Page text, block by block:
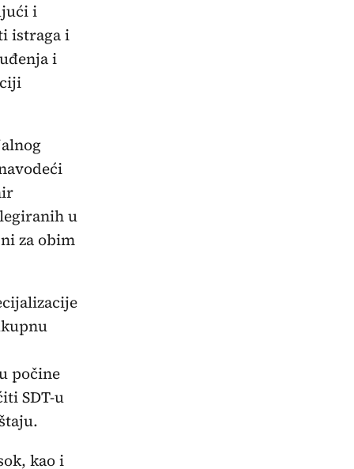
i
istraga i
i
u
za obim
počine
SDT-u
kao i